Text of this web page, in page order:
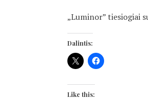
„Luminor” tiesiogiai
Dalintis:
Like this: